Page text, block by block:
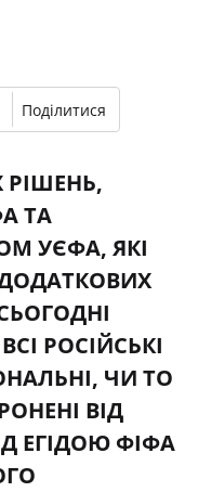
Поділитися
ТА
УЄФА, ЯКІ
РОСІЙСЬКІ
ЧИ ТО
ВІД
ЕГІДОЮ ФІФА